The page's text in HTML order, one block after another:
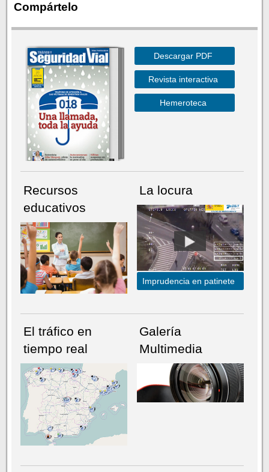
Compártelo
NÚMERO ACTUALHEMEROTECA
Descargar PDF
Revista interactiva
Hemeroteca
Recursos
educativos
La locura
Imprudencia en patinete
El tráfico en
tiempo real
Galería
Multimedia